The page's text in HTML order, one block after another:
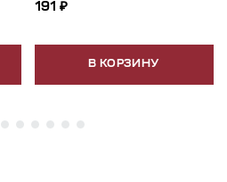
191 ₽
В КОРЗИНУ